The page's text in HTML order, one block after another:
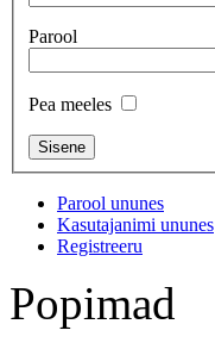
Parool
Pea meeles
Parool ununes
Kasutajanimi ununes
Registreeru
Popimad